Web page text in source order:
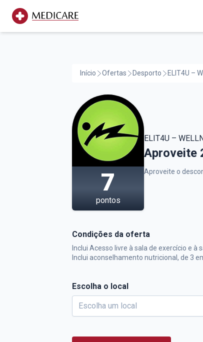
Início Ofertas Desporto ELIT4U –
7
pontos
ELIT4U –
ELIT4U –
Aproveite
Aproveite o
Condições da oferta
Inclui Acesso livre à sala de exercício e à
Inclui aconselhamento nutricional, de 3
Escolha o local